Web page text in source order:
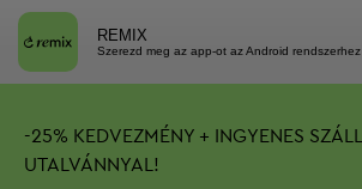
REMIX
Szerezd meg az app-ot az Android rendszerhez
-25% KEDVEZMÉNY + INGYENES
UTALVÁNNYAL!